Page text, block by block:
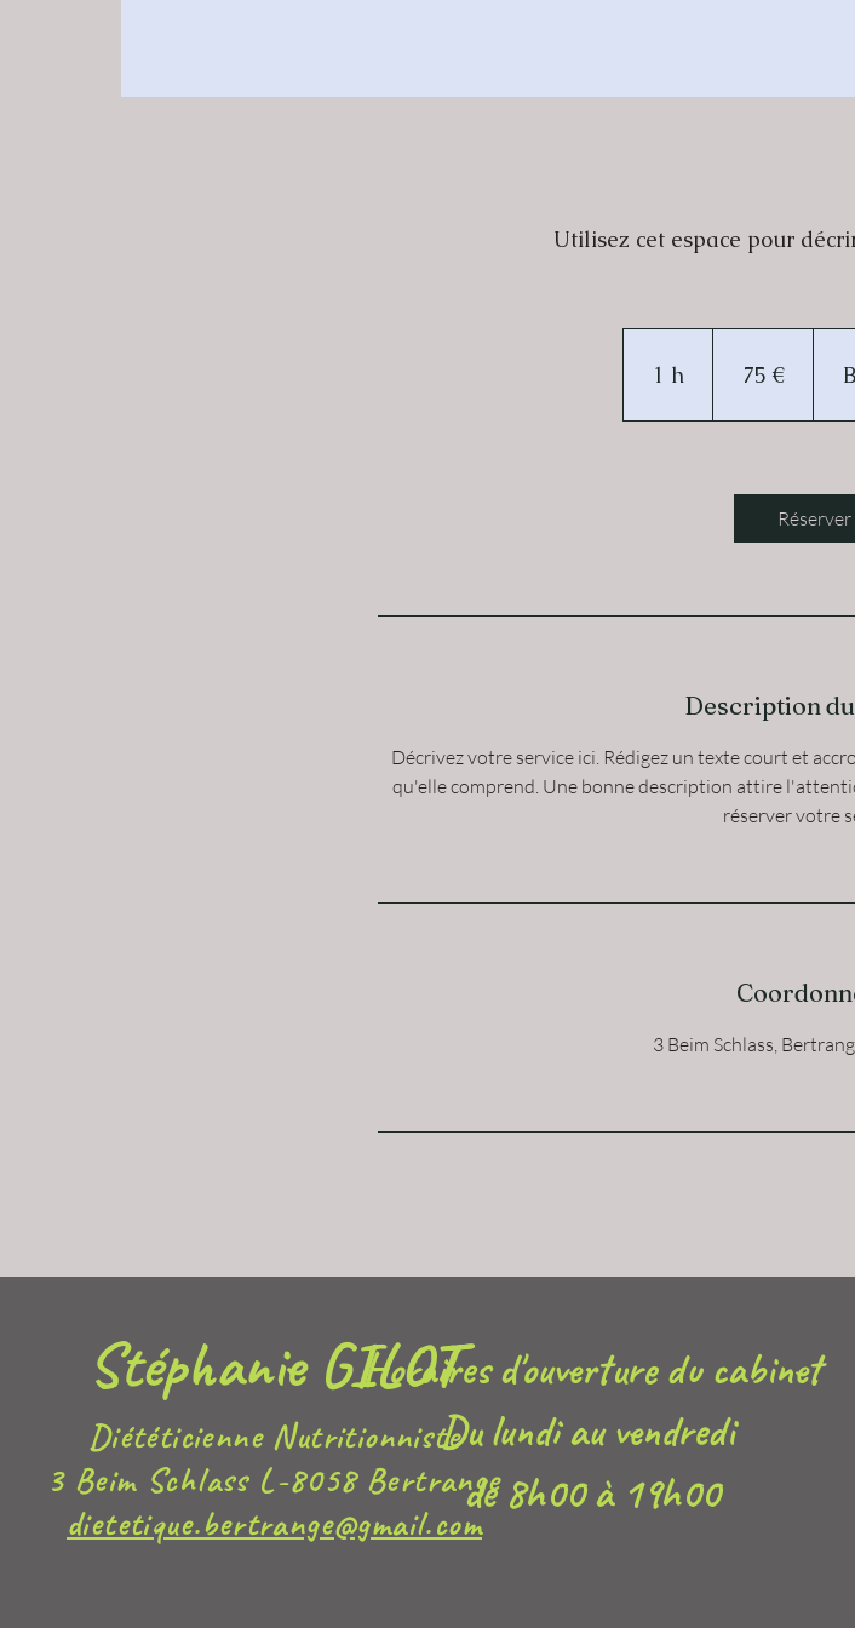
Utilisez cet espace pour
1 h 75 €
Réserver
Description
Décrivez votre service ici. Rédigez un texte court et
qu'elle comprend. Une bonne description attire
réserver votre
3 Beim Schlass,
Stéphanie GILOT
Diététicienne Nutritionniste
3 Beim Schlass L-8058 Bertrange
dietetique.bertrange@gmail.com
Horaires d'ouverture du cabinet
Du lundi au vendredi
de 8h00 à 19h00